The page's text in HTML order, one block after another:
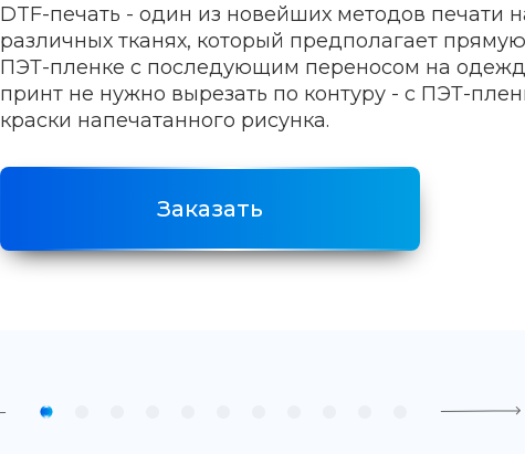
DTF-печать - один из новейших методов печати
различных тканях, который предполагает
ПЭТ-пленке с последующим переносом на
принт не нужно вырезать по контуру - с ПЭТ-
краски напечатанного рисунка.
Заказать